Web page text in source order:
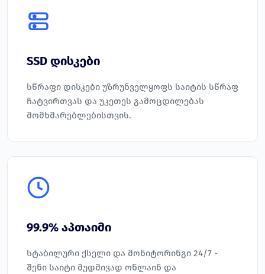
SSD დისკები
სწრაფი დისკები უზრუნველყოფს საიტის სწრაფ
ჩატვირთვას და უკეთეს გამოცდილებას
მომხმარებლებისთვის.
99.9% აპთაიმი
სტაბილური ქსელი და მონიტორინგი 24/7 -
შენი საიტი მუდმივად ონლაინ და